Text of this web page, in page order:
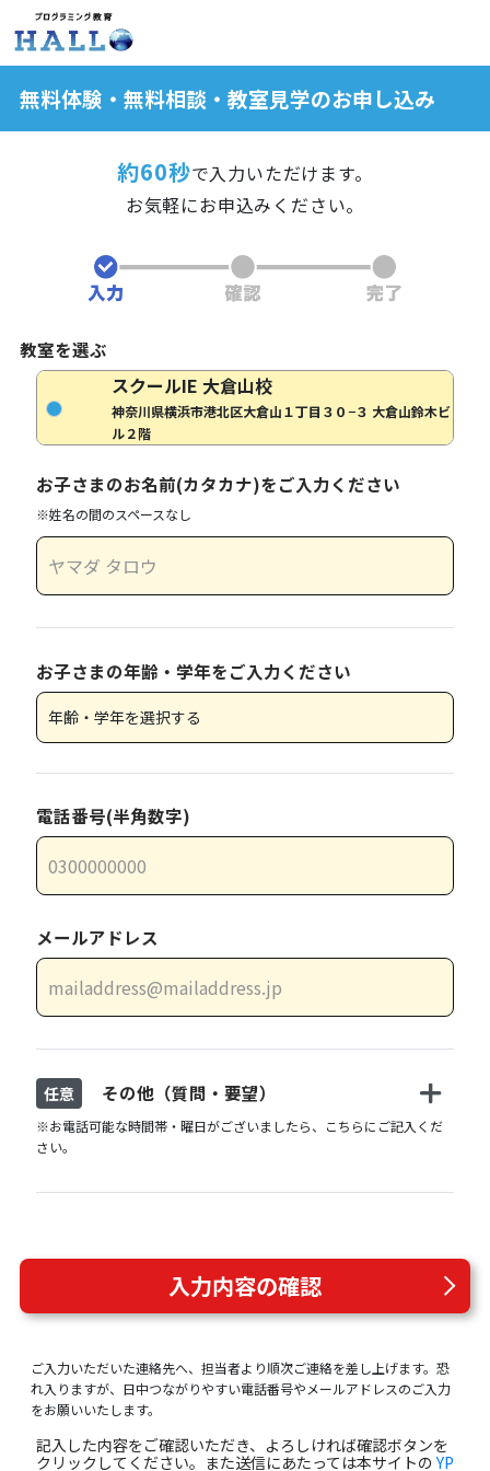
無料体験・無料相談・教室見学のお申し込み
約60秒で入力いただけます。
お気軽にお申込みください。
教室を選ぶ
スクールIE 大倉山校
神奈川県横浜市港北区大倉山１丁目３０−３ 大倉山鈴木ビ
ル２階
お子さまのお名前(カタカナ)をご入力ください
※姓名の間のスペースなし
お子さまの年齢・学年をご入力ください
電話番号(半角数字)
メールアドレス
任意 その他（質問・要望）
※お電話可能な時間帯・曜日がございましたら、こちらにご記入くだ
さい。
入力内容の確認
ご入力いただいた連絡先へ、担当者より順次ご連絡を差し上げます。恐
れ入りますが、日中つながりやすい電話番号やメールアドレスのご入力
をお願いいたします。
記入した内容をご確認いただき、よろしければ確認ボタンを
クリックしてください。また送信にあたっては本サイトのYP